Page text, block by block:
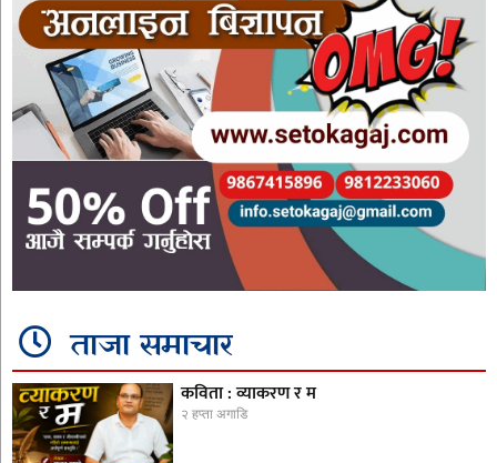
ताजा समाचार
कविता : व्याकरण र म
२ हप्ता अगाडि